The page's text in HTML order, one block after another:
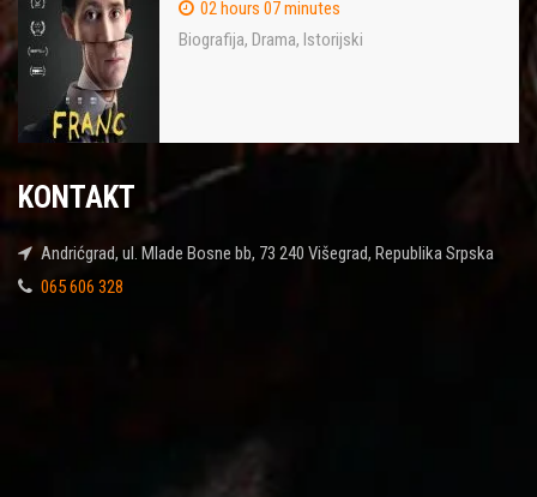
02 hours 07 minutes
Biografija, Drama, Istorijski
KONTAKT
Andrićgrad, ul. Mlade Bosne bb, 73 240 Višegrad, Republika Srpska
065 606 328